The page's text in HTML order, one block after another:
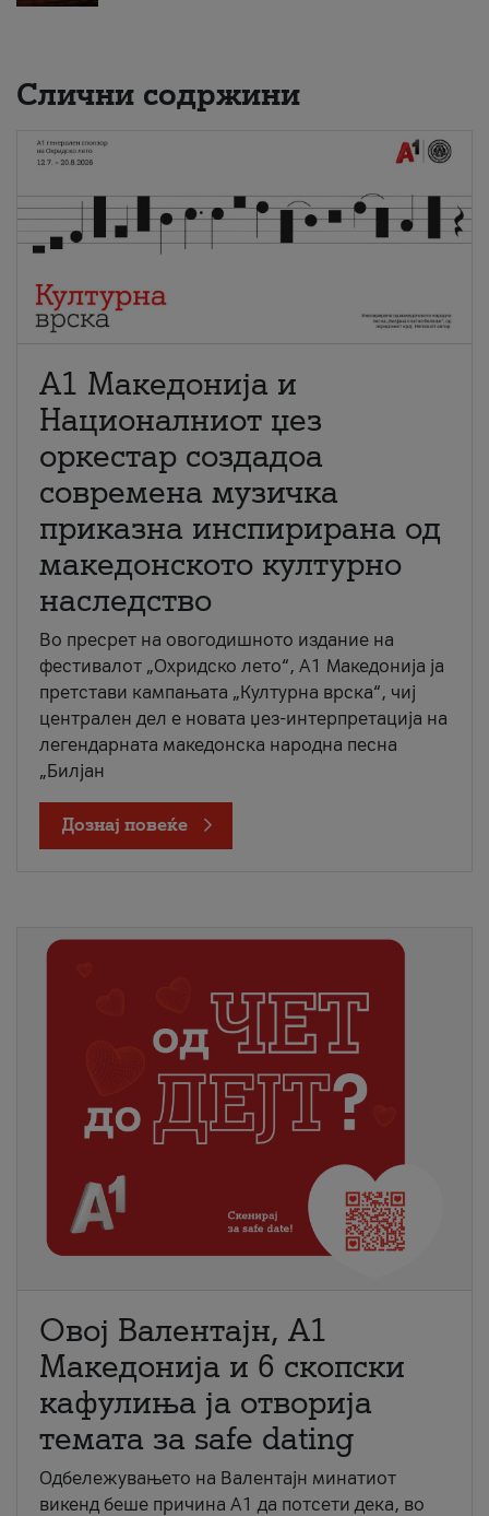
Слични содржини
А1 Македонија и
Националниот џез
оркестар создадоа
современа музичка
приказна инспирирана од
македонското културно
наследство
Во пресрет на овогодишното издание на
фестивалот „Охридско лето“, А1 Македонија ја
претстави кампањата „Културна врска“, чиј
централен дел е новата џез-интерпретација на
легендарната македонска народна песна
„Билјан
Дознај повеќе
Овој Валентајн, A1
Македонија и 6 скопски
кафулиња ја отворија
темата за safe dating
Одбележувањето на Валентајн минатиот
викенд беше причина А1 да потсети дека, во